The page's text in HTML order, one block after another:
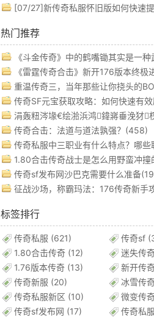
[07/27]新传奇私服怀旧版如何快速
热门推荐
《斗金传奇》中的鹤嘴锄其实是一
《雷霆传奇合击》新开176版本终极
重温传奇三，当年那些让你挠头的
传奇SF元宝获取攻略：如何快速有
涓轰粈涔堟€绘湁浜鸿鍏嶈垂浼犲
传奇合击：法道与道法孰强？(458)
传奇私服中三职业有什么特点？哪
1.80合击传奇战士是怎么用野蛮冲撞
传奇sf发布网沙巴克需要什么准备
征战沙场，称霸玛法：176传奇新手
标签排行
传奇私服 (621) 传奇sf
1.80合击传奇 (12) 迷失传
1.76版本传奇 (13) 新开传
传奇新服 (20) 冰雪传
传奇私服新区 (10) 微变传
传奇sf发布网 (17) 传奇私